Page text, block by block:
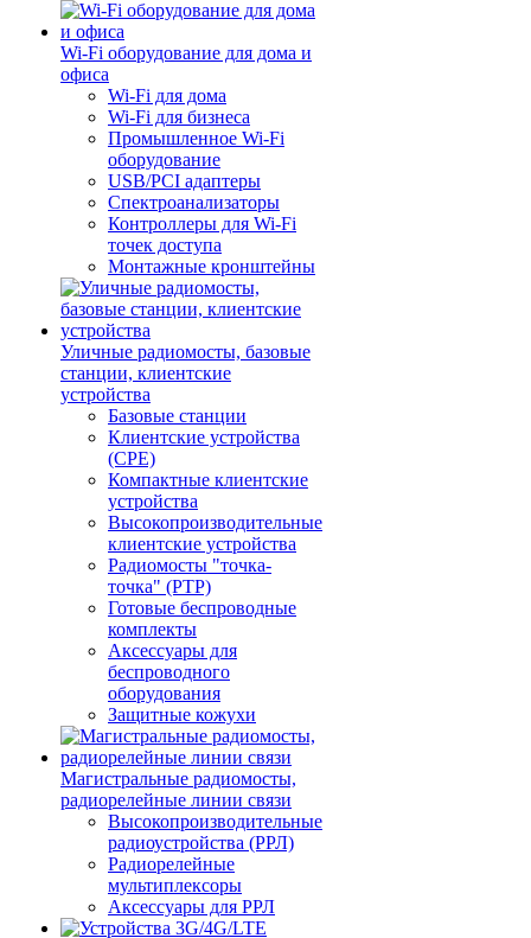
Wi-Fi оборудование для дома и
офиса
Wi-Fi для дома
Wi-Fi для бизнеса
Промышленное Wi-Fi
оборудование
USB/PCI адаптеры
Cпектроанализаторы
Контроллеры для Wi-Fi
точек доступа
Монтажные кронштейны
Уличные радиомосты, базовые
станции, клиентские
устройства
Базовые станции
Клиентские устройства
(CPE)
Компактные клиентские
устройства
Высокопроизводительные
клиентские устройства
Радиомосты "точка-
точка" (PTP)
Готовые беспроводные
комплекты
Аксессуары для
беспроводного
оборудования
Защитные кожухи
Магистральные радиомосты,
радиорелейные линии связи
Высокопроизводительные
радиоустройства (РРЛ)
Радиорелейные
мультиплексоры
Аксессуары для РРЛ